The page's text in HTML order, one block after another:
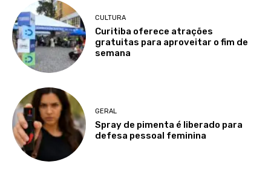
CULTURA
Curitiba oferece atrações
gratuitas para aproveitar o fim de
semana
GERAL
Spray de pimenta é liberado para
defesa pessoal feminina